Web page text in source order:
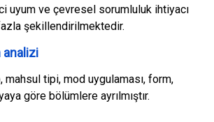
uyum ve çevresel sorumluluk ihtiyacı
şekillendirilmektedir.
analizi
mahsul tipi, mod uygulaması, form,
göre bölümlere ayrılmıştır.